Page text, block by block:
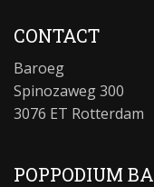
CONTACT
Baroeg
Spinozaweg 300
3076 ET Rotterdam
POPPODIUM